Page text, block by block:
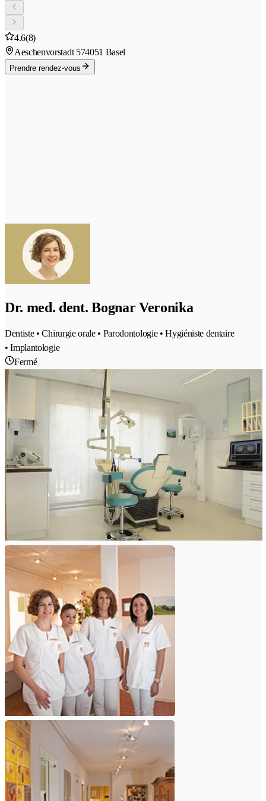
4.6(8)
Aeschenvorstadt 574051 Basel
Prendre rendez-vous
Dr. med. dent. Bognar Veronika
Dentiste • Chirurgie orale • Parodontologie • Hygiéniste dentaire
• Implantologie
Fermé